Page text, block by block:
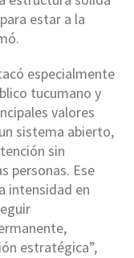
estar a la
especialmente
tucumano y
valores
sistema abierto,
sin
personas. Ese
intensidad en
estratégica”,